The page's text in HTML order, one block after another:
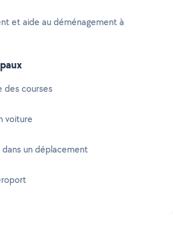
et aide au déménagement à
des courses
voiture
un déplacement